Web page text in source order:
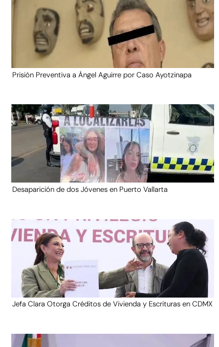
Prisión Preventiva a Ángel Aguirre por Caso Ayotzinapa
Desaparición de dos Jóvenes en Puerto Vallarta
Jefa Clara Otorga Créditos de Vivienda y Escrituras en CDMX